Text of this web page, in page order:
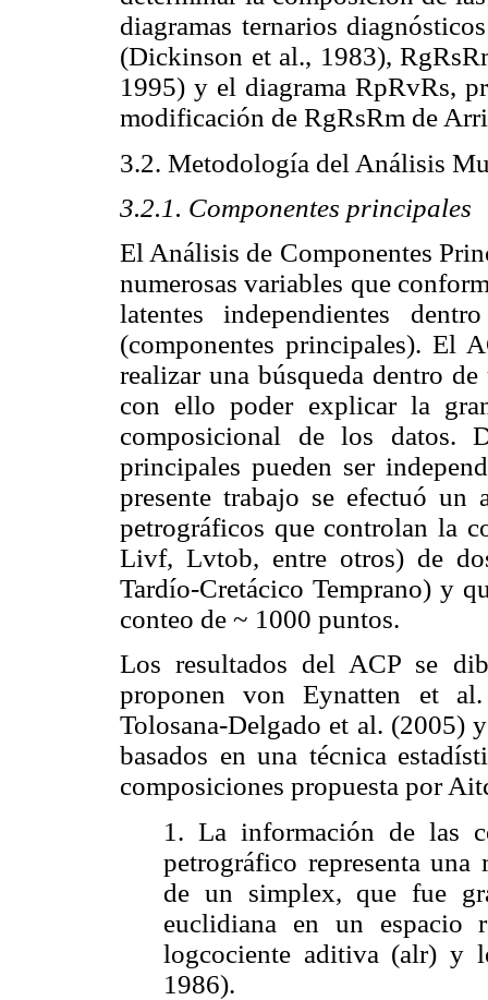
diagramas ternarios
(Dickinson et al., 1983),
1995) y el diagrama RpRvRs,
modificación de RgRsRm de
3.2. Metodología del Análisis
3.2.1. Componentes principales
El Análisis de Componentes
numerosas variables que
latentes independientes
(componentes principales). El
realizar una búsqueda dentro
con ello poder explicar la
composicional de los datos.
principales pueden ser
presente trabajo se efectuó
petrográficos que controlan la
Livf, Lvtob, entre otros) de
Tardío-Cretácico Temprano) y
conteo de ~ 1000 puntos.
Los resultados del ACP se
proponen von Eynatten et
Tolosana-Delgado et al. (2005)
basados en una técnica
composiciones propuesta por
1. La información de las
petrográfico representa
de un simplex, que fue
euclidiana en un espacio
logcociente aditiva (alr) y
1986).